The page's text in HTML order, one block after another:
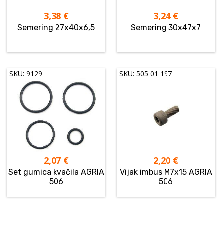
3,38 €
Semering 27x40x6,5
3,24 €
Semering 30x47x7
SKU: 9129
2,07 €
Set gumica kvačila AGRIA
506
SKU: 505 01 197
2,20 €
Vijak imbus M7x15 AGRIA
506